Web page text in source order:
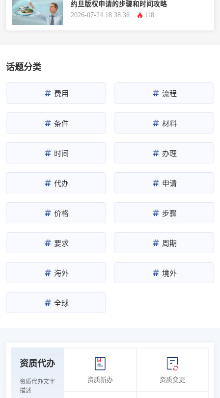
约旦版权申请的步骤和时间攻略
2026-07-24 18:38:36
118
话题分类
费用 流程
条件 材料
时间 办理
代办 申请
价格 步骤
要求 周期
海外 境外
全球
资质代办
资质代办文字
描述
资质新办 资质变更